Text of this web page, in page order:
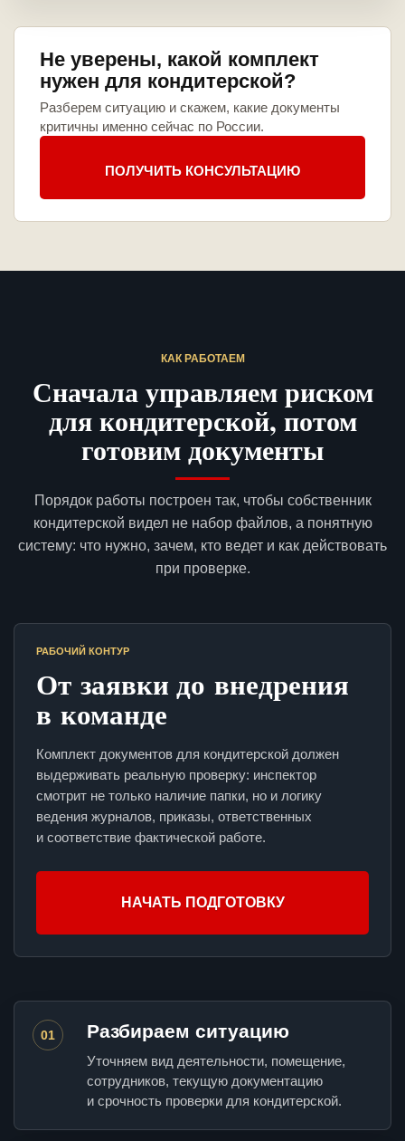
Не уверены, какой комплект
нужен для кондитерской?
Разберем ситуацию и скажем, какие документы
критичны именно сейчас по России.
ПОЛУЧИТЬ КОНСУЛЬТАЦИЮ
КАК РАБОТАЕМ
Сначала управляем риском
для кондитерской, потом
готовим документы
Порядок работы построен так, чтобы собственник
кондитерской видел не набор файлов, а понятную
систему: что нужно, зачем, кто ведет и как действовать
при проверке.
РАБОЧИЙ КОНТУР
От заявки до внедрения
в команде
Комплект документов для кондитерской должен
выдерживать реальную проверку: инспектор
смотрит не только наличие папки, но и логику
ведения журналов, приказы, ответственных
и соответствие фактической работе.
НАЧАТЬ ПОДГОТОВКУ
01 Разбираем ситуацию
Уточняем вид деятельности, помещение,
сотрудников, текущую документацию
и срочность проверки для кондитерской.